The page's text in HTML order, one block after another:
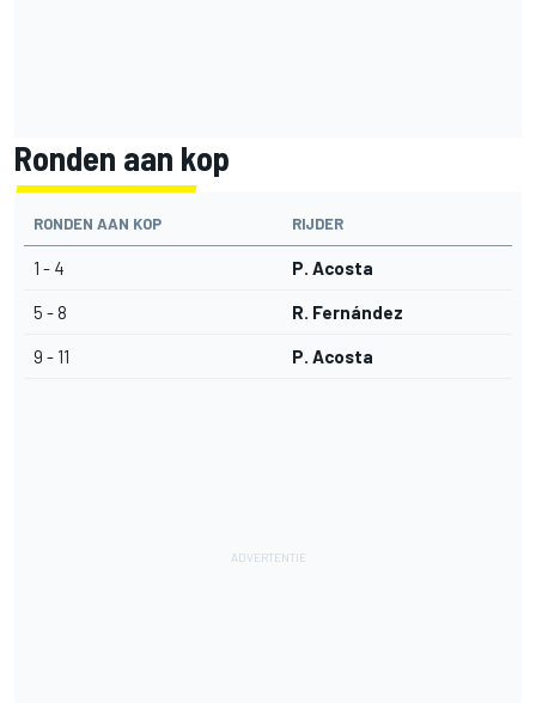
Ronden aan kop
RONDEN AAN KOP RIJDER
1 - 4 P. Acosta
5 - 8 R. Fernández
9 - 11 P. Acosta